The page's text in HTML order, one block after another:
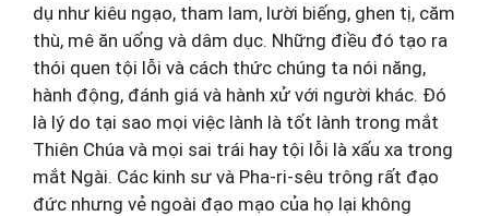
dụ như kiêu ngạo, tham lam, lười biếng, ghen tị, căm
thù, mê ăn uống và dâm dục. Những điều đó tạo ra
thói quen tội lỗi và cách thức chúng ta nói năng,
hành động, đánh giá và hành xử với người khác. Đó
là lý do tại sao mọi việc lành là tốt lành trong mắt
Thiên Chúa và mọi sai trái hay tội lỗi là xấu xa trong
mắt Ngài. Các kinh sư và Pha-ri-sêu trông rất đạo
đức nhưng vẻ ngoài đạo mạo của họ lại không